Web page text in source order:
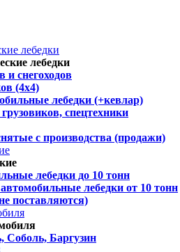
лебедки
лебедки
и снегоходов
(4х4)
лебедки (+кевлар)
спецтехники
с производства (продажи)
лебедки до 10 тонн
лебедки от 10 тонн
поставляются)
Соболь, Баргузин